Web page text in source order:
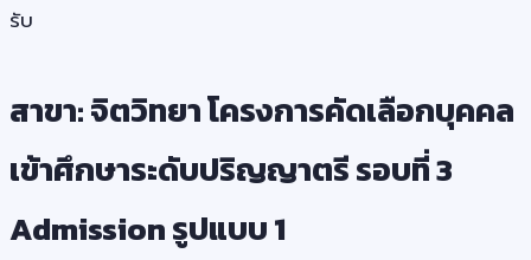
รับ
สาขา: จิตวิทยา โครงการคัดเลือกบุคคล
เข้าศึกษาระดับปริญญาตรี รอบที่ 3
Admission รูปแบบ 1